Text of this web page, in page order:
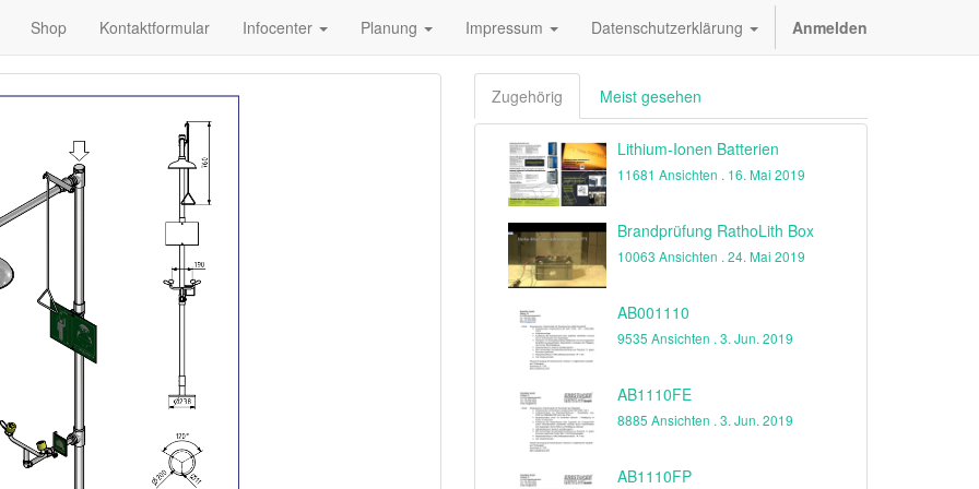
Shop Kontaktformular Infocenter Planung Impressum Datenschutzerklärung Anmelden
Zugehörig Meist gesehen
Lithium-Ionen Batterien
11681 Ansichten . 16. Mai 2019
Brandprüfung RathoLith Box
10063 Ansichten . 24. Mai 2019
AB001110
9535 Ansichten . 3. Jun. 2019
AB1110FE
8885 Ansichten . 3. Jun. 2019
AB1110FP